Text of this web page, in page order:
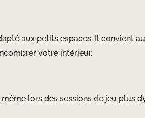
aux petits espaces. Il convient
votre intérieur.
lors des sessions de jeu plus